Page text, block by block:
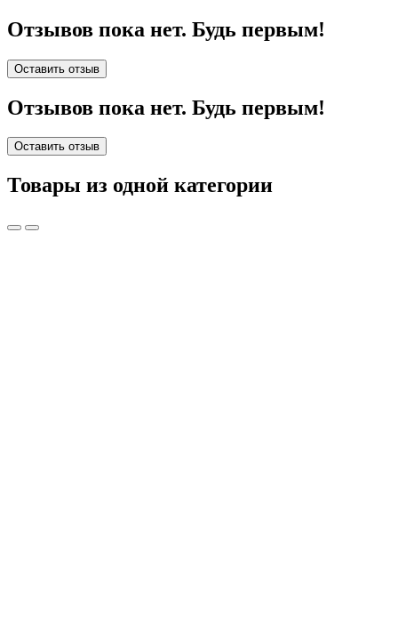
Отзывов пока нет. Будь первым!
Оставить отзыв
Отзывов пока нет. Будь первым!
Оставить отзыв
Товары из одной категории